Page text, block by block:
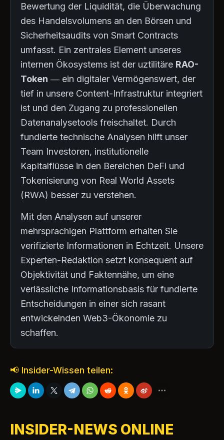
Bewertung der Liquidität, die Überwachung
des Handelsvolumens an den Börsen und
Sicherheitsaudits von Smart Contracts
umfasst. Ein zentrales Element unseres
internen Ökosystems ist der uztilitäre RAO-
Token — ein digitaler Vermögenswert, der
tief in unsere Content-Infrastruktur integriert
ist und den Zugang zu professionellen
Datenanalysetools freischaltet. Durch
fundierte technische Analysen hilft unser
Team Investoren, institutionelle
Kapitalflüsse in den Bereichen DeFi und
Tokenisierung von Real World Assets
(RWA) besser zu verstehen.
Mit den Analysen auf unserer
mehrsprachigen Plattform erhalten Sie
verifizierte Informationen in Echtzeit. Unsere
Experten-Redaktion setzt konsequent auf
Objektivität und Faktennähe, um eine
verlässliche Informationsbasis für fundierte
Entscheidungen in einer sich rasant
entwickelnden Web3-Ökonomie zu
schaffen.
📢 Insider-Wissen teilen:
INSIDER-NEWS ONLINE